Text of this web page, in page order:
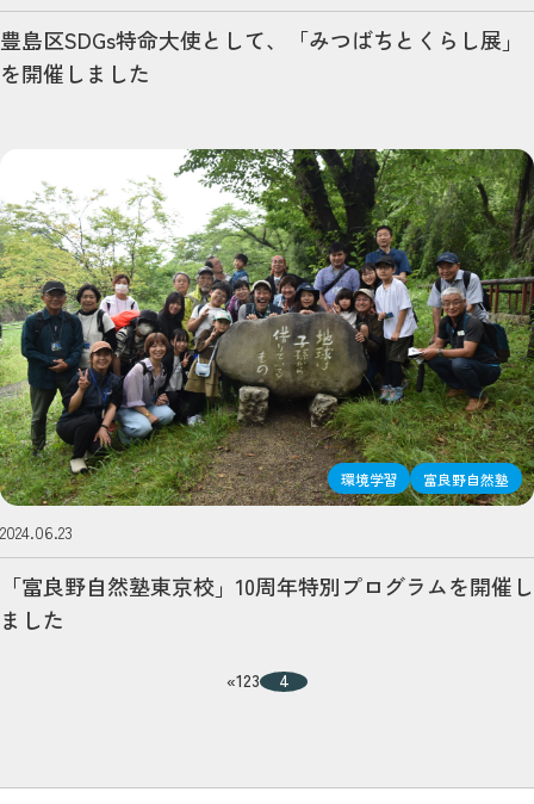
豊島区SDGs特命大使として、「みつばちとくらし展」
を開催しました
環境学習 富良野自然塾
2024.06.23
「富良野自然塾東京校」10周年特別プログラムを開催し
ました
«123 4